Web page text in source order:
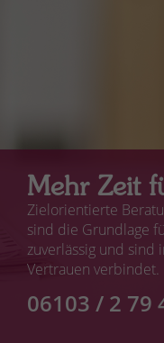
Mehr Zeit
Zielorientierte
sind die Grundlage
zuverlässig und sind
Vertrauen verbindet.
06103 / 2 79